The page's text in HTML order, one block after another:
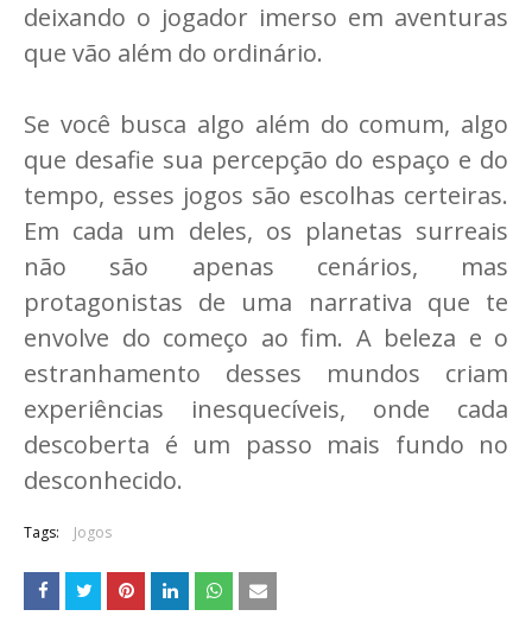
deixando o jogador imerso em aventuras
que vão além do ordinário.
Se você busca algo além do comum, algo
que desafie sua percepção do espaço e do
tempo, esses jogos são escolhas certeiras.
Em cada um deles, os planetas surreais
não são apenas cenários, mas
protagonistas de uma narrativa que te
envolve do começo ao fim. A beleza e o
estranhamento desses mundos criam
experiências inesquecíveis, onde cada
descoberta é um passo mais fundo no
desconhecido.
Tags: Jogos